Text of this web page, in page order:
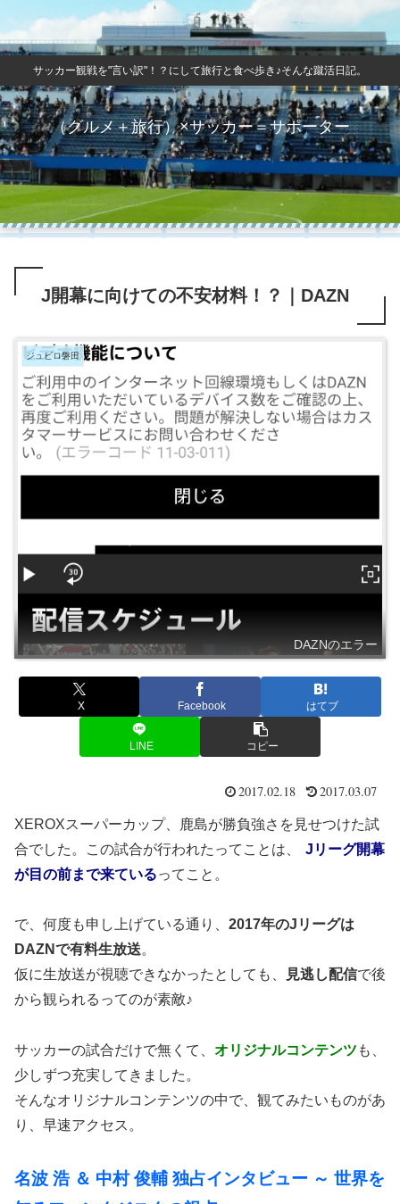
サッカー観戦を"言い訳"！？にして旅行と食べ歩き♪そんな蹴活日記。
（グルメ＋旅行）×サッカー＝サポーター
J開幕に向けての不安材料！？｜DAZN
ジュビロ磐田
DAZNのエラー
X Facebook はてブ
LINE コピー
2017.02.18 2017.03.07
XEROXスーパーカップ、鹿島が勝負強さを見せつけた試
合でした。この試合が行われたってことは、
Jリーグ開幕
が目の前まで来ているってこと。
で、何度も申し上げている通り、 2017年のJリーグは
DAZNで有料生放送。
仮に生放送が視聴できなかったとしても、
見逃し配信で後
から観られるってのが素敵♪
サッカーの試合だけで無くて、 オリジナルコンテンツ も、
少しずつ充実してきました。
そんなオリジナルコンテンツの中で、観てみたいものがあ
り、早速アクセス。
名波 浩 ＆ 中村 俊輔 独占インタビュー ～ 世界を